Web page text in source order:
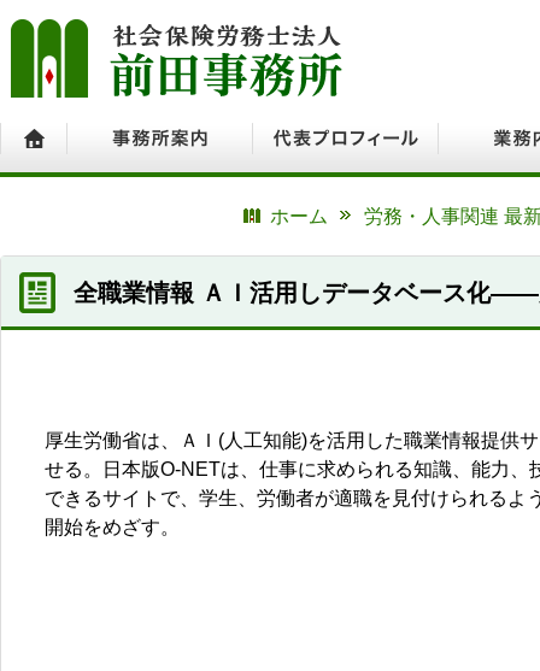
ホーム
労務・人事関連 最
全職業情報 ＡＩ活用しデータベース化
厚生労働省は、ＡＩ(人工知能)を活用した職業情報提供
せる。日本版O-NETは、仕事に求められる知識、能力
できるサイトで、学生、労働者が適職を見付けられる
開始をめざす。